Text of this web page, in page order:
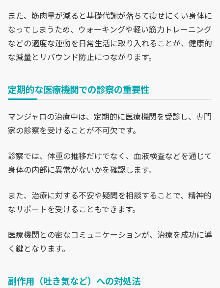
また、筋肉量が減ると基礎代謝が落ちて痩せにくい身体に
なってしまうため、ウォーキングや軽い筋力トレーニング
などの適度な運動を日常生活に取り入れることが、健康的
な減量とリバウンド防止につながります。
定期的な医療機関での診察の重要性
マンジャロの治療中は、定期的に医療機関を受診し、専門
家の診察を受けることが不可欠です。
診察では、体重の推移だけでなく、血液検査などを通じて
身体の内部に異常がないかを確認します。
また、治療に対する不安や疑問を相談することで、精神的
なサポートを受けることもできます。
医療機関との密なコミュニケーションが、治療を成功に導
く鍵となります。
副作用（吐き気など）への対処法